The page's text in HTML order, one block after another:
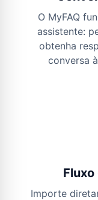
O MyFAQ
assistente:
obtenha
conversa
Fluxo
Importe